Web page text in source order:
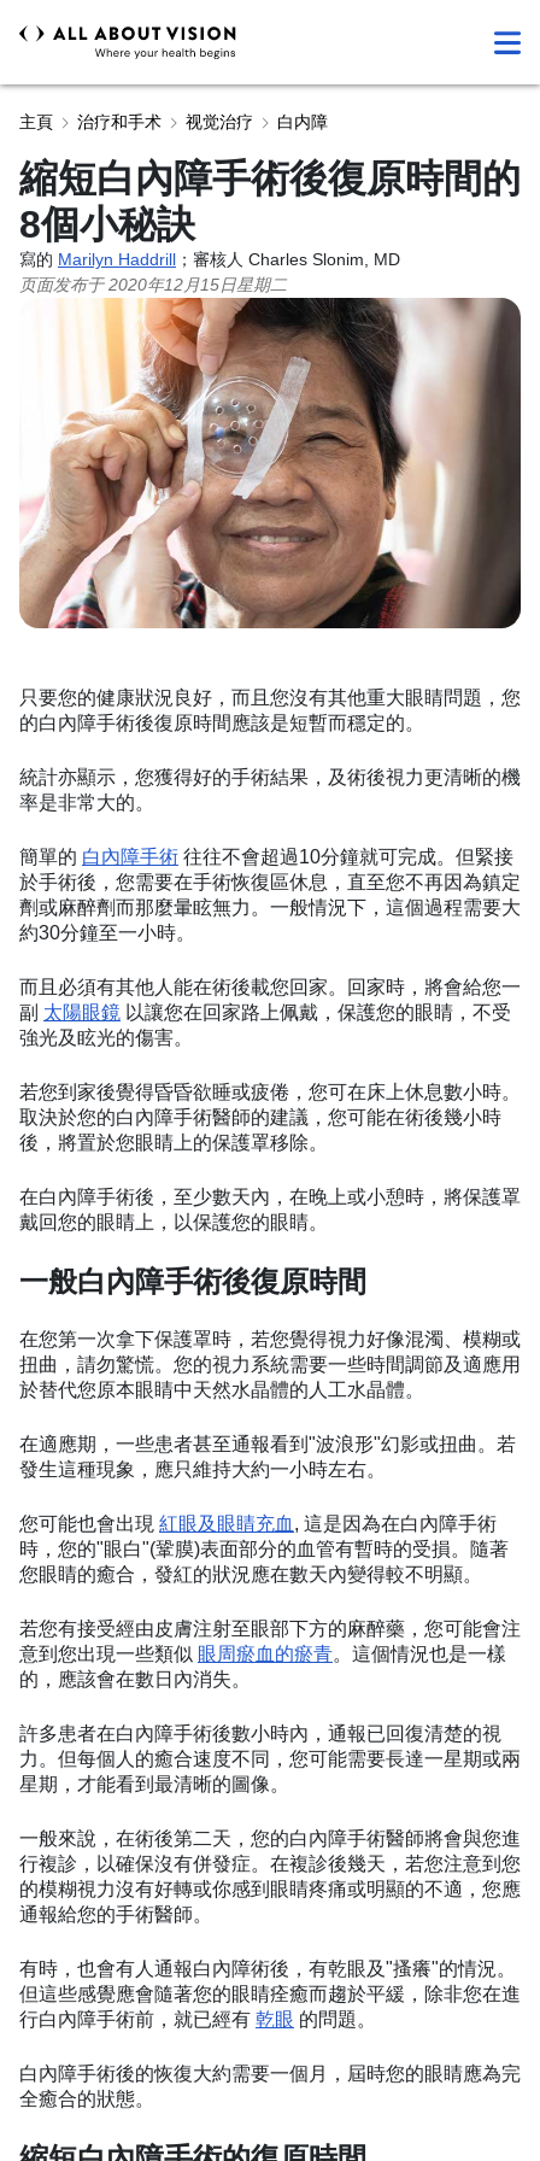
主頁 治疗和手术 视觉治疗 白内障
縮短白內障手術後復原時間的
8個小秘訣
寫的 Marilyn Haddrill ；審核人 Charles Slonim, MD
页面发布于2020年12月15日星期二
只要您的健康狀況良好，而且您沒有其他重大眼睛問題，您
的白內障手術後復原時間應該是短暫而穩定的。
統計亦顯示，您獲得好的手術結果，及術後視力更清晰的機
率是非常大的。
簡單的 白內障手術 往往不會超過10分鐘就可完成。但緊接
於手術後，您需要在手術恢復區休息，直至您不再因為鎮定
劑或麻醉劑而那麼暈眩無力。一般情況下，這個過程需要大
約30分鐘至一小時。
而且必須有其他人能在術後載您回家。回家時，將會給您一
副 太陽眼鏡 以讓您在回家路上佩戴，保護您的眼睛，不受
強光及眩光的傷害。
若您到家後覺得昏昏欲睡或疲倦，您可在床上休息數小時。
取決於您的白內障手術醫師的建議，您可能在術後幾小時
後，將置於您眼睛上的保護罩移除。
在白內障手術後，至少數天內，在晚上或小憩時，將保護罩
戴回您的眼睛上，以保護您的眼睛。
一般白內障手術後復原時間
在您第一次拿下保護罩時，若您覺得視力好像混濁、模糊或
扭曲，請勿驚慌。您的視力系統需要一些時間調節及適應用
於替代您原本眼睛中天然水晶體的人工水晶體。
在適應期，一些患者甚至通報看到"波浪形"幻影或扭曲。若
發生這種現象，應只維持大約一小時左右。
您可能也會出現 紅眼及眼睛充血 , 這是因為在白內障手術
時，您的"眼白"(鞏膜)表面部分的血管有暫時的受損。隨著
您眼睛的癒合，發紅的狀況應在數天內變得較不明顯。
若您有接受經由皮膚注射至眼部下方的麻醉藥，您可能會注
意到您出現一些類似 眼周瘀血的瘀青。這個情況也是一樣
的，應該會在數日內消失。
許多患者在白內障手術後數小時內，通報已回復清楚的視
力。但每個人的癒合速度不同，您可能需要長達一星期或兩
星期，才能看到最清晰的圖像。
一般來說，在術後第二天，您的白內障手術醫師將會與您進
行複診，以確保沒有併發症。在複診後幾天，若您注意到您
的模糊視力沒有好轉或你感到眼睛疼痛或明顯的不適，您應
通報給您的手術醫師。
有時，也會有人通報白內障術後，有乾眼及"搔癢"的情況。
但這些感覺應會隨著您的眼睛痊癒而趨於平緩，除非您在進
行白內障手術前，就已經有 乾眼 的問題。
白內障手術後的恢復大約需要一個月，屆時您的眼睛應為完
全癒合的狀態。